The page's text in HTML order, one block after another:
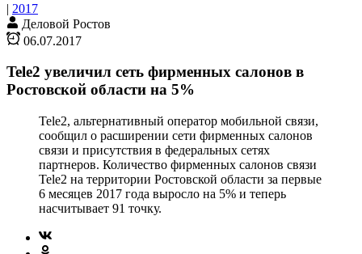
| 2017
Деловой Ростов
06.07.2017
Tele2 увеличил сеть фирменных салонов в
Ростовской области на 5%
Tele2, альтернативный оператор мобильной связи,
сообщил о расширении сети фирменных салонов
связи и присутствия в федеральных сетях
партнеров. Количество фирменных салонов связи
Tele2 на территории Ростовской области за первые
6 месяцев 2017 года выросло на 5% и теперь
насчитывает 91 точку.